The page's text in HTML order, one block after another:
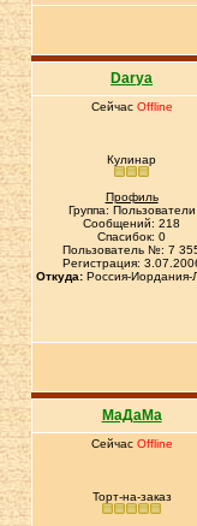
Darya
Сейчас Offline
Кулинар
Профиль
Группа: Пользователи
Сообщений: 218
Спасибок: 0
Пользователь №: 7
Регистрация:
Откуда: Россия-Иордания-
МаДаМа
Сейчас Offline
Торт-на-заказ